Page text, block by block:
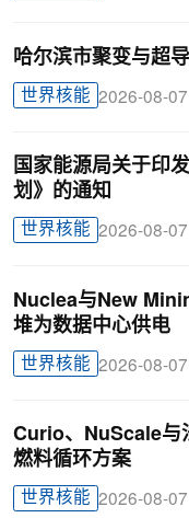
哈尔滨市聚变与超
世界核能 2026-08-07
国家能源局关于印
划》的通知
世界核能 2026-08-07
Nuclea与New
堆为数据中心供电
世界核能 2026-08-07
Curio、NuScale与
燃料循环方案
世界核能 2026-08-07